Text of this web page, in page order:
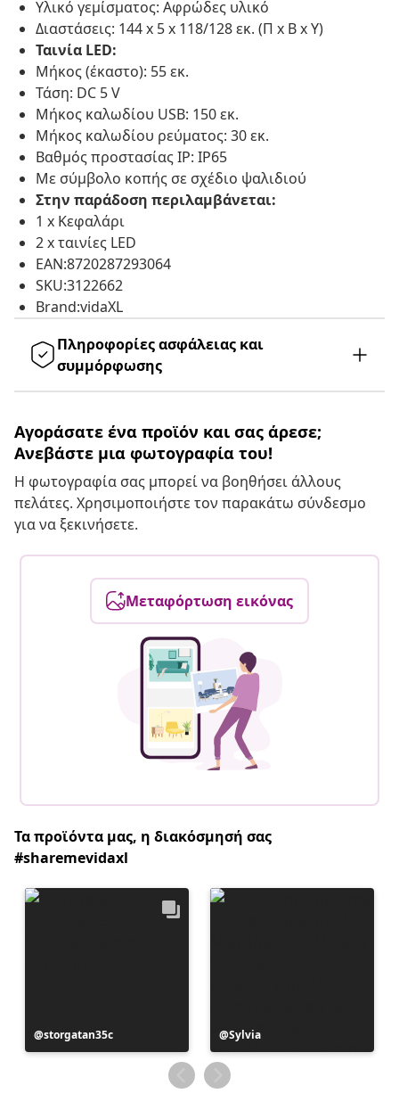
Υλικό γεμίσματος: Αφρώδες υλικό
Διαστάσεις: 144 x 5 x 118/128 εκ. (Π x Β x Υ)
Ταινία LED:
Μήκος (έκαστο): 55 εκ.
Τάση: DC 5 V
Μήκος καλωδίου USB: 150 εκ.
Μήκος καλωδίου ρεύματος: 30 εκ.
Βαθμός προστασίας IP: IP65
Με σύμβολο κοπής σε σχέδιο ψαλιδιού
Στην παράδοση περιλαμβάνεται:
1 x Κεφαλάρι
2 x ταινίες LED
EAN:8720287293064
SKU:3122662
Brand:vidaXL
Πληροφορίες ασφάλειας και
συμμόρφωσης
Αγοράσατε ένα προϊόν και σας άρεσε;
Ανεβάστε μια φωτογραφία του!
Η φωτογραφία σας μπορεί να βοηθήσει άλλους
πελάτες. Χρησιμοποιήστε τον παρακάτω σύνδεσμο
για να ξεκινήσετε.
Μεταφόρτωση εικόνας
Τα προϊόντα μας, η διακόσμησή σας
#sharemevidaxl
Η
ανάρτηση
storgatan35c
Η
ανάρτηση
δημοσιεύθηκε
από
Sylvia